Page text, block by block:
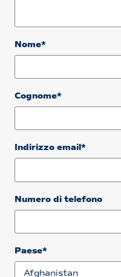
Nome*
Cognome*
Indirizzo email*
Numero di telefono
Paese*